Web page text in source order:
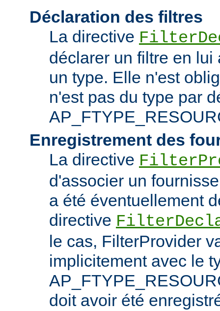
Déclaration des filtres
La directive
déclarer un filtre en
un type. Elle n'est
n'est pas du type par
Enregistrement des
La directive
d'associer un
a été éventuellement
directive
le cas, FilterProvider
implicitement avec le
doit avoir été